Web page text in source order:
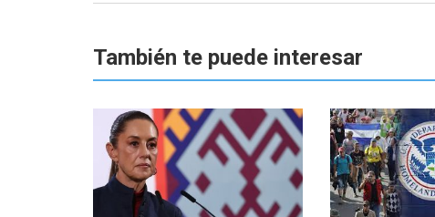
También te puede interesar